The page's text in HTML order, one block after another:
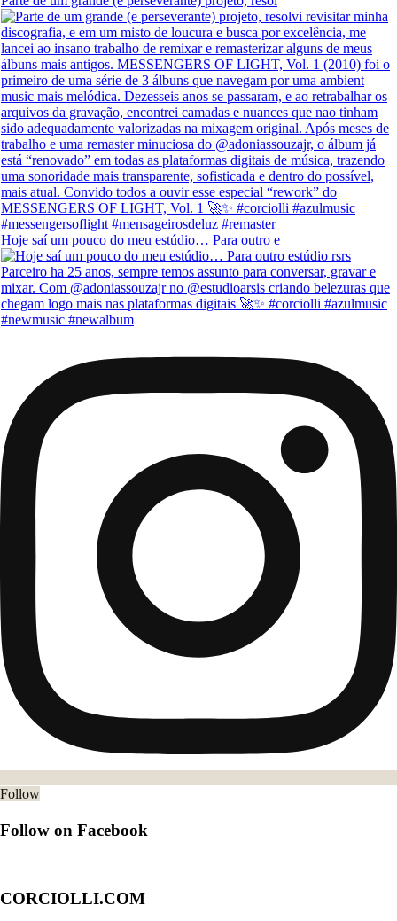
Hoje saí um pouco do meu estúdio… Para outro e
Follow
Follow on Facebook
CORCIOLLI.COM